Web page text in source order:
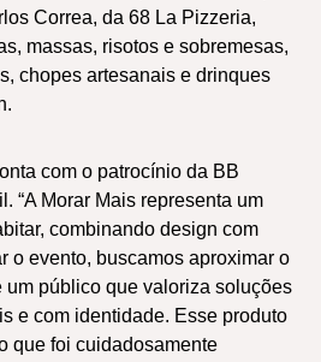
Correa, da 68 La Pizzeria,
massas, risotos e sobremesas,
chopes artesanais e drinques
com o patrocínio da BB
“A Morar Mais representa um
combinando design com
o evento, buscamos aproximar o
público que valoriza soluções
e com identidade. Esse produto
que foi cuidadosamente